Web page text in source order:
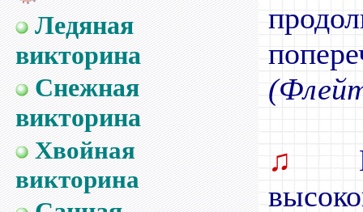
Ледяная
викторина
Снежная
викторина
Хвойная
викторина
♫